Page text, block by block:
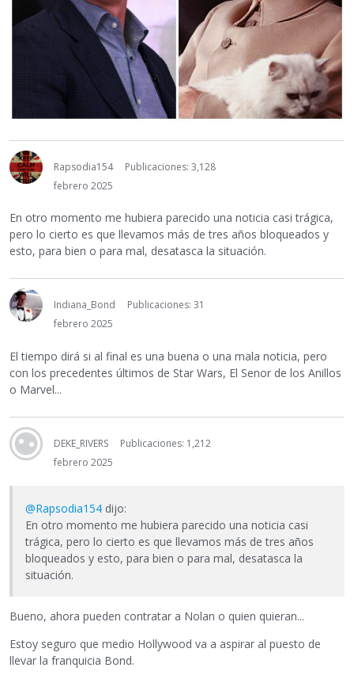
Rapsodia154
Publicaciones: 3,128
febrero 2025
En otro momento me hubiera parecido una noticia casi trágica,
pero lo cierto es que llevamos más de tres años bloqueados y
esto, para bien o para mal, desatasca la situación.
Indiana_Bond
Publicaciones: 31
febrero 2025
El tiempo dirá si al final es una buena o una mala noticia, pero
con los precedentes últimos de Star Wars, El Senor de los Anillos
o Marvel...
DEKE_RIVERS
Publicaciones: 1,212
febrero 2025
@Rapsodia154 dijo:
En otro momento me hubiera parecido una noticia casi
trágica, pero lo cierto es que llevamos más de tres años
bloqueados y esto, para bien o para mal, desatasca la
situación.
Bueno, ahora pueden contratar a Nolan o quien quieran...
Estoy seguro que medio Hollywood va a aspirar al puesto de
llevar la franquicia Bond.